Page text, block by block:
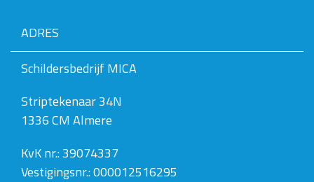
ADRES
Schildersbedrijf MICA
Striptekenaar 34N
1336 CM Almere
KvK nr.: 39074337
Vestigingsnr.: 000012516295